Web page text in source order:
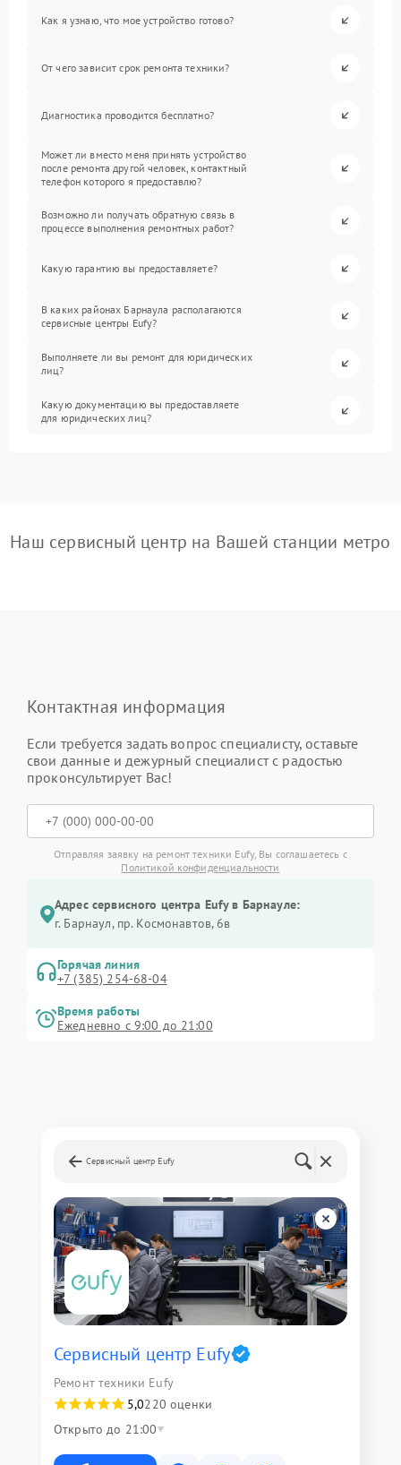
Как я узнаю, что мое устройство готово?
От чего зависит срок ремонта техники?
Диагностика проводится бесплатно?
Может ли вместо меня принять устройство
после ремонта другой человек, контактный
телефон которого я предоставлю?
Возможно ли получать обратную связь в
процессе выполнения ремонтных работ?
Какую гарантию вы предоставляете?
В каких районах Барнаула располагаются
сервисные центры Eufy?
Выполняете ли вы ремонт для юридических
лиц?
Какую документацию вы предоставляете
для юридических лиц?
Наш сервисный центр на Вашей станции метро
Контактная информация
Если требуется задать вопрос специалисту, оставьте
свои данные и дежурный специалист с радостью
проконсультирует Вас!
Отправляя заявку на ремонт техники Eufy, Вы соглашаетесь с
Политикой конфиденциальности
Адрес сервисного центра Eufy в Барнауле:
г. Барнаул, ​пр. Космонавтов, 6в
Горячая линия
+7 (385) 254-68-04
Время работы
Ежедневно с 9:00 до 21:00
Сервисный центр Eufy
Сервисный центр Eufy
Ремонт техники Eufy
5,0220 оценки
Открыто до 21:00